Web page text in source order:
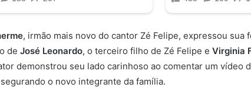
, irmão mais novo do cantor Zé Felipe, expressou sua
de José Leonardo, o terceiro filho de Zé Felipe e Virginia
demonstrou seu lado carinhoso ao comentar um vídeo
o novo integrante da família.